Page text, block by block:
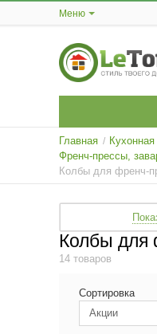
Меню
Главная /
Френч-прессы,
Колбы для френч-
Колбы для
14 товаров
Сортировка
Акции